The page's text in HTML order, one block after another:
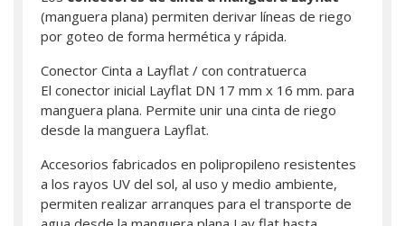
(manguera plana) permiten derivar líneas de riego
por goteo de forma hermética y rápida.
Conector Cinta a Layflat / con contratuerca
El conector inicial Layflat DN 17 mm x 16 mm. para
manguera plana. Permite unir una cinta de riego
desde la manguera Layflat.
Accesorios fabricados en polipropileno resistentes
a los rayos UV del sol, al uso y medio ambiente,
permiten realizar arranques para el transporte de